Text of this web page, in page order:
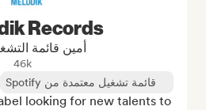
Records
أمين قائمة
46k
قائمة تشغيل معتمدة من Spotify
looking for new talents to